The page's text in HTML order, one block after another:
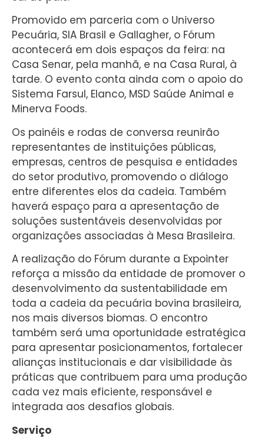
Promovido em parceria com o Universo
Pecuária, SIA Brasil e Gallagher, o Fórum
acontecerá em dois espaços da feira: na
Casa Senar, pela manhã, e na Casa Rural, à
tarde. O evento conta ainda com o apoio do
Sistema Farsul, Elanco, MSD Saúde Animal e
Minerva Foods.
Os painéis e rodas de conversa reunirão
representantes de instituições públicas,
empresas, centros de pesquisa e entidades
do setor produtivo, promovendo o diálogo
entre diferentes elos da cadeia. Também
haverá espaço para a apresentação de
soluções sustentáveis desenvolvidas por
organizações associadas à Mesa Brasileira.
A realização do Fórum durante a Expointer
reforça a missão da entidade de promover o
desenvolvimento da sustentabilidade em
toda a cadeia da pecuária bovina brasileira,
nos mais diversos biomas. O encontro
também será uma oportunidade estratégica
para apresentar posicionamentos, fortalecer
alianças institucionais e dar visibilidade às
práticas que contribuem para uma produção
cada vez mais eficiente, responsável e
integrada aos desafios globais.
Serviço